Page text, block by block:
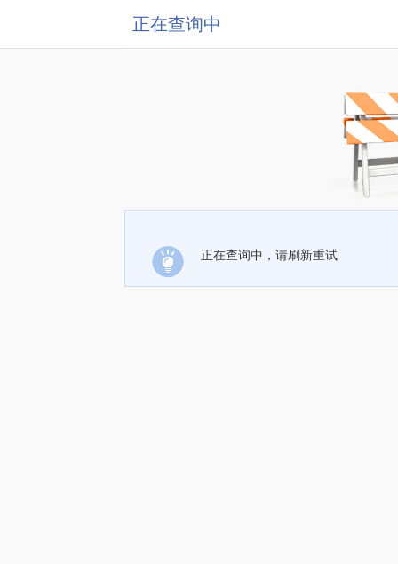
正在查询中
正在查询中，请刷新重试